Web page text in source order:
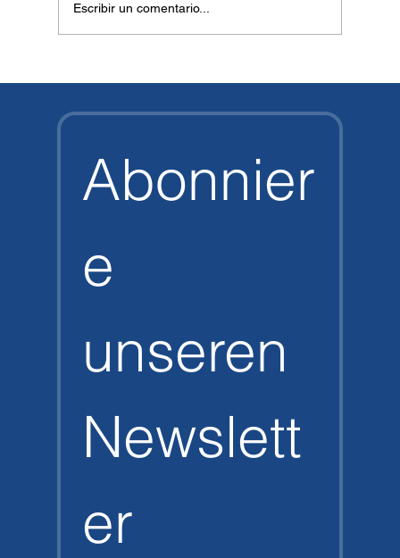
Escribir un comentario...
Abonnier
e
unseren
Newslett
er